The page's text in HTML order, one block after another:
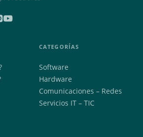
CATEGORÍAS
Software
Hardware
Comunicaciones – Redes
Servicios IT – TIC